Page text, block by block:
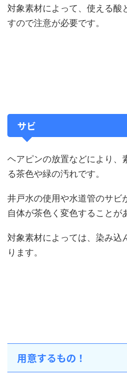
対象素材によって、使える酸
すので注意が必要です。
サビ
ヘアピンの放置などにより、
る茶色や緑の汚れです。
井戸水の使用や水道管のサビ
自体が茶色く変色することが
対象素材によっては、染み込
ります。
用意するもの！